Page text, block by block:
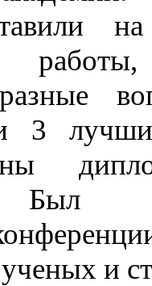
3
Был
и